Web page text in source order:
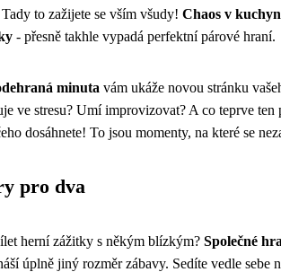
to zažijete se vším všudy! Chaos v
- přesně takhle vypadá perfektní párové hraní.
minuta vám ukáže novou stránku
ve stresu? Umí improvizovat? A co teprve ten
dosáhnete! To jsou momenty, na které se
pro dva
herní zážitky s někým blízkým? Společné
úplně jiný rozměr zábavy. Sedíte vedle sebe